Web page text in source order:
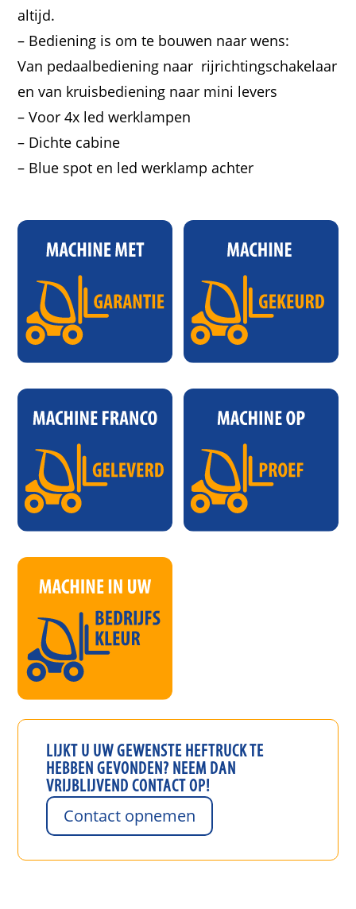
altijd.
– Bediening is om te bouwen naar wens:
Van pedaalbediening naar rijrichtingschakelaar
en van kruisbediening naar mini levers
– Voor 4x led werklampen
– Dichte cabine
– Blue spot en led werklamp achter
LIJKT U UW GEWENSTE HEFTRUCKTE
HEBBEN GEVONDEN? NEEM DAN
VRIJBLIJVEND CONTACT OP!
Contact opnemen